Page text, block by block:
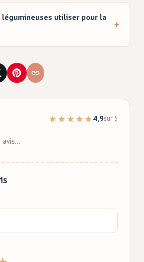
légumineuses utiliser pour la
4,9sur 5
avis…